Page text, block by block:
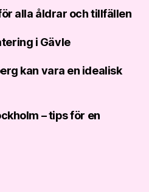
alla åldrar och tillfällen
i Gävle
kan vara en idealisk
– tips för en